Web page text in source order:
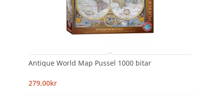
Antique World Map Pussel 1000 bitar
279,00kr